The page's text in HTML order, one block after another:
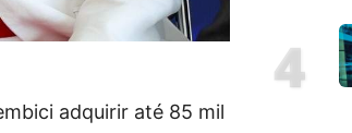
adquirir até 85 mil